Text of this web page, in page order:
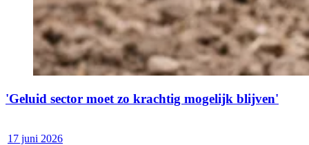
'Geluid sector moet zo krachtig mogelijk blijven'
17 juni 2026